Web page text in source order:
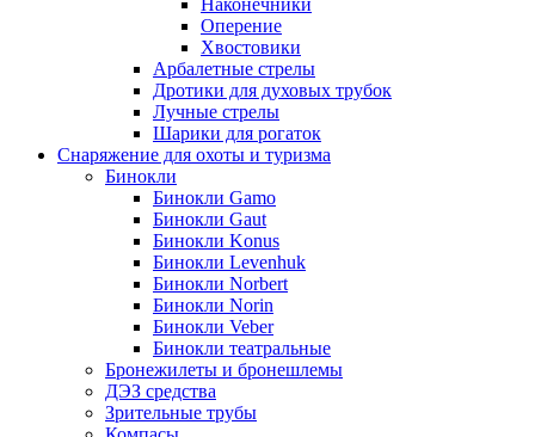
Оперение
Хвостовики
Арбалетные стрелы
Дротики для духовых трубок
Лучные стрелы
Шарики для рогаток
Снаряжение для охоты и туризма
Бинокли
Бинокли Gamo
Бинокли Gaut
Бинокли Konus
Бинокли Levenhuk
Бинокли Norbert
Бинокли Norin
Бинокли Veber
Бинокли театральные
Бронежилеты и бронешлемы
ДЭЗ средства
Зрительные трубы